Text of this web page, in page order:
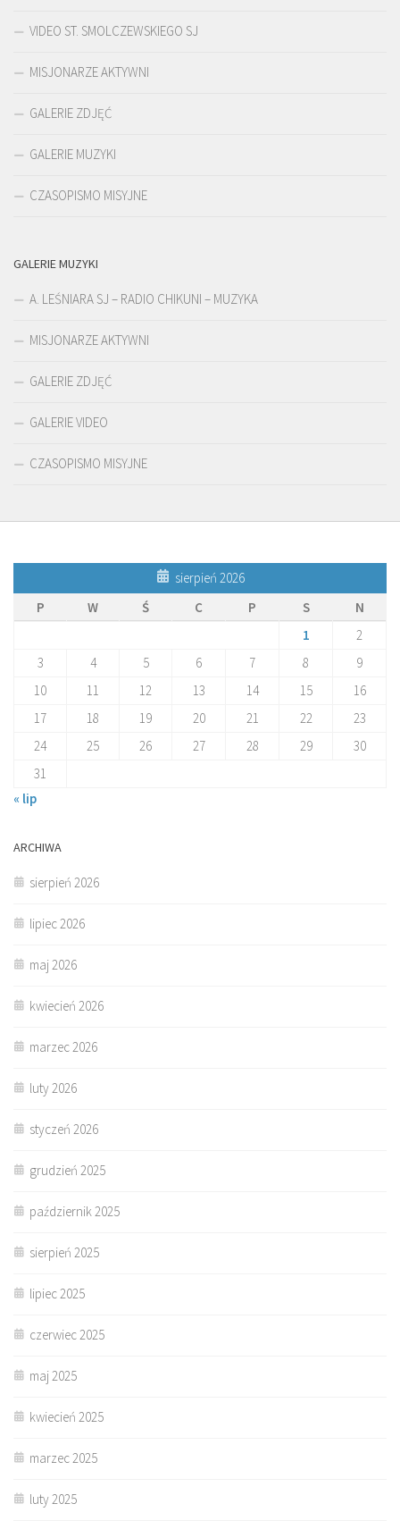
VIDEO ST. SMOLCZEWSKIEGO SJ
MISJONARZE AKTYWNI
GALERIE ZDJĘĆ
GALERIE MUZYKI
CZASOPISMO MISYJNE
GALERIE MUZYKI
A. LEŚNIARA SJ – RADIO CHIKUNI – MUZYKA
MISJONARZE AKTYWNI
GALERIE ZDJĘĆ
GALERIE VIDEO
CZASOPISMO MISYJNE
sierpień 2026
P
W Ś C P S
N
1
2
3
4 5 6 7 8
9
10
11 12 13 14 15
16
17
18 19 20 21 22
23
24
25 26 27 28 29
30
31
« lip
ARCHIWA
sierpień 2026
lipiec 2026
maj 2026
kwiecień 2026
marzec 2026
luty 2026
styczeń 2026
grudzień 2025
październik 2025
sierpień 2025
lipiec 2025
czerwiec 2025
maj 2025
kwiecień 2025
marzec 2025
luty 2025